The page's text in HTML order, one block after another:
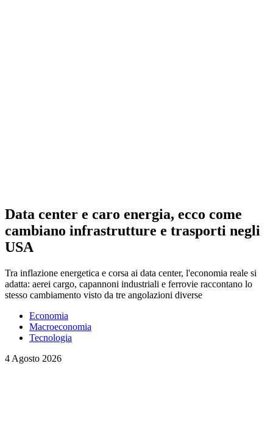
Data center e caro energia, ecco come
cambiano infrastrutture e trasporti negli
USA
Tra inflazione energetica e corsa ai data center, l'economia reale si
adatta: aerei cargo, capannoni industriali e ferrovie raccontano lo
stesso cambiamento visto da tre angolazioni diverse
Economia
Macroeconomia
Tecnologia
4 Agosto 2026